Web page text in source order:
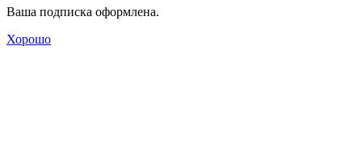
Ваша подписка оформлена.
Хорошо